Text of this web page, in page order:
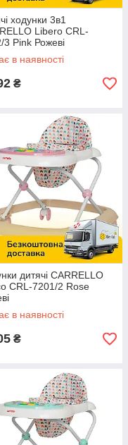
ходунки 3в1
Libero CRL-
3 Pink Рожеві
в наявності
₴
дитячі CARRELLO
CRL-7201/2 Rose
в наявності
₴